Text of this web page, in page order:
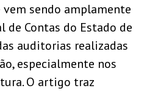
sendo amplamente
Contas do Estado de
auditorias realizadas
especialmente nos
O artigo traz